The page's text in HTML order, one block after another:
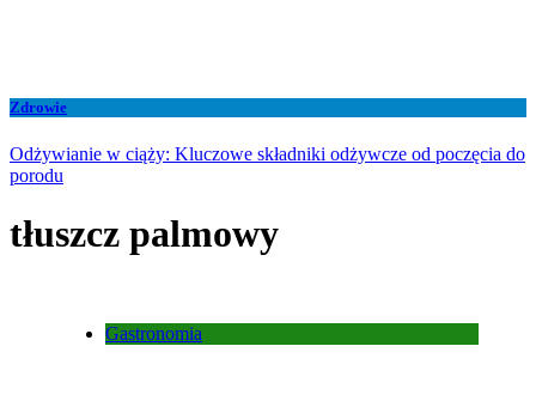
Zdrowie
Odżywianie w ciąży: Kluczowe składniki odżywcze od poczęcia do
porodu
tłuszcz palmowy
Gastronomia